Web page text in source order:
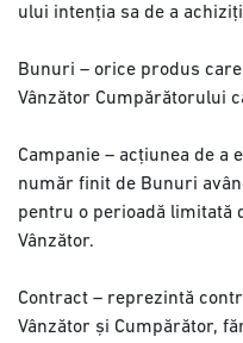
ului intenția sa de a
Bunuri – orice produs
Vânzător Cumpărătorului
Campanie – acțiunea de a
număr finit de Bunuri
pentru o perioadă limitată
Vânzător.
Contract – reprezintă
Vânzător și Cumpărător,